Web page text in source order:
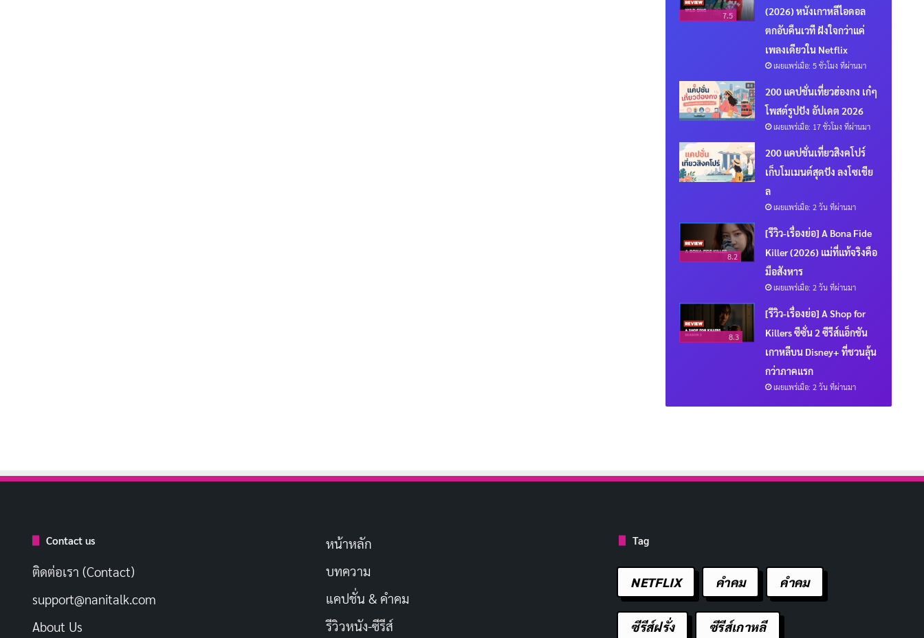
7.5
(2026) หนังเกาหลีไอดอล
ตกอับคืนเวที ฝังใจกว่าแค่
เพลงเดียวใน Netflix
เผยแพร่เมื่อ: 5 ชั่วโมง ที่ผ่านมา
200 แคปชั่นเที่ยวฮ่องกง เก๋ๆ
โพสต์รูปปัง อัปเดต 2026
เผยแพร่เมื่อ: 17 ชั่วโมง ที่ผ่านมา
200 แคปชั่นเที่ยวสิงคโปร์
เก็บโมเมนต์สุดปัง ลงโซเชีย
ล
เผยแพร่เมื่อ: 2 วัน ที่ผ่านมา
8.2
[รีวิว-เรื่องย่อ] A Bona Fide
Killer (2026) แม่ที่แท้จริงคือ
มือสังหาร
เผยแพร่เมื่อ: 2 วัน ที่ผ่านมา
8.3
[รีวิว-เรื่องย่อ] A Shop for
Killers ซีซั่น 2 ซีรีส์แอ็กชัน
เกาหลีบน Disney+ ที่ชวนลุ้น
กว่าภาคแรก
เผยแพร่เมื่อ: 2 วัน ที่ผ่านมา
Contact us
ติดต่อเรา (Contact)
support@nanitalk.com
About Us
หน้าหลัก
บทความ
แคปชั่น & คำคม
รีวิวหนัง-ซีรีส์
Tag
NETFLIX คำคม คําคม
ซีรีส์ฝรั่ง ซีรีส์เกาหลี